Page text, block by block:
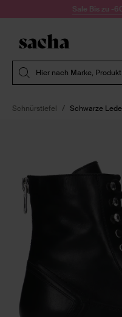
Zum Inhalt springenSale Bis zu -
Hier nach Marke,
Schnürstiefel Schwarze